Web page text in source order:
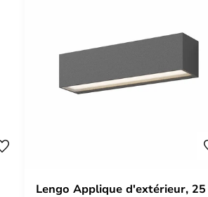
Lengo Applique d'extérieur, 25